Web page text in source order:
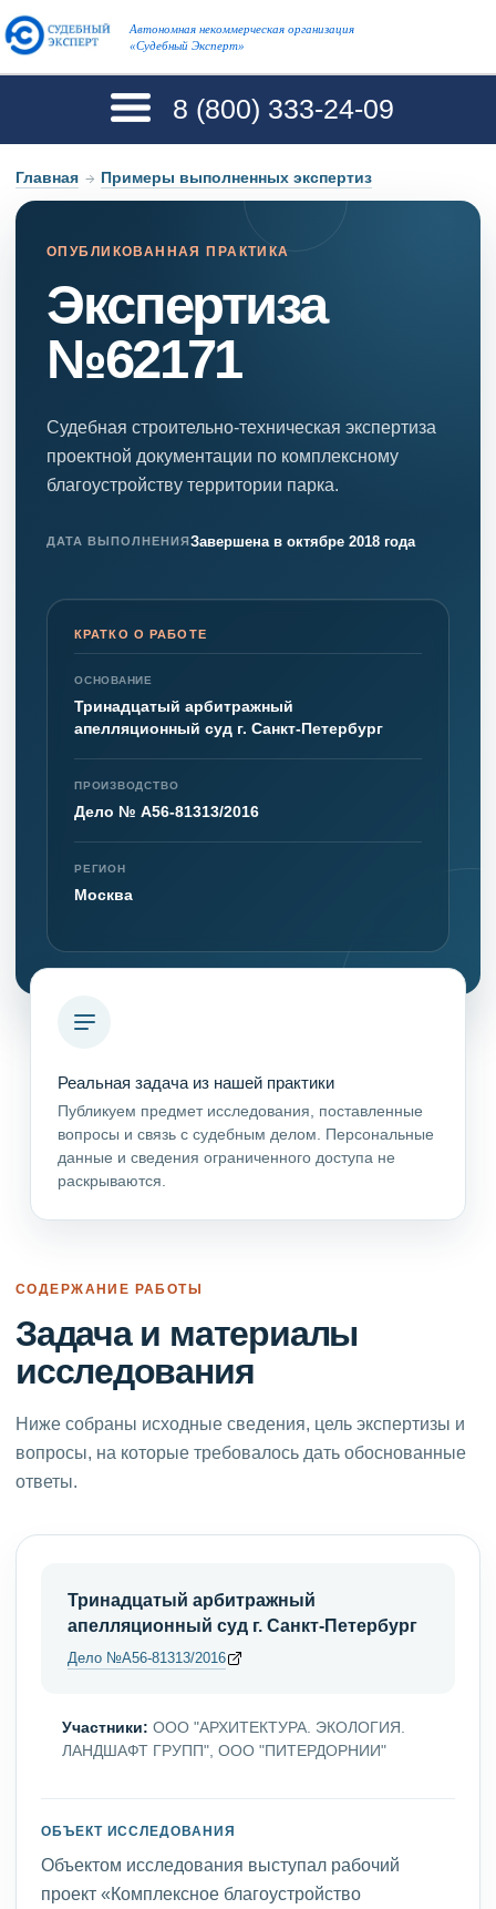
Автономная некоммерческая организация
«Судебный Эксперт»
8 (800) 333-24-09
Главная → Примеры выполненных экспертиз
ОПУБЛИКОВАННАЯ ПРАКТИКА
Экспертиза
№62171
Судебная строительно-техническая экспертиза
проектной документации по комплексному
благоустройству территории парка.
ДАТА ВЫПОЛНЕНИЯЗавершена в октябре 2018 года
КРАТКО О РАБОТЕ
ОСНОВАНИЕ
Тринадцатый арбитражный
апелляционный суд г. Санкт-Петербург
ПРОИЗВОДСТВО
Дело № А56-81313/2016
РЕГИОН
Москва
Реальная задача из нашей практики
Публикуем предмет исследования, поставленные
вопросы и связь с судебным делом. Персональные
данные и сведения ограниченного доступа не
раскрываются.
СОДЕРЖАНИЕ РАБОТЫ
Задача и материалы
исследования
Ниже собраны исходные сведения, цель экспертизы и
вопросы, на которые требовалось дать обоснованные
ответы.
Тринадцатый арбитражный
апелляционный суд г. Санкт-Петербург
Дело №А56-81313/2016
Участники: ООО "АРХИТЕКТУРА. ЭКОЛОГИЯ.
ЛАНДШАФТ ГРУПП", ООО "ПИТЕРДОРНИИ"
ОБЪЕКТ ИССЛЕДОВАНИЯ
Объектом исследования выступал рабочий
проект «Комплексное благоустройство